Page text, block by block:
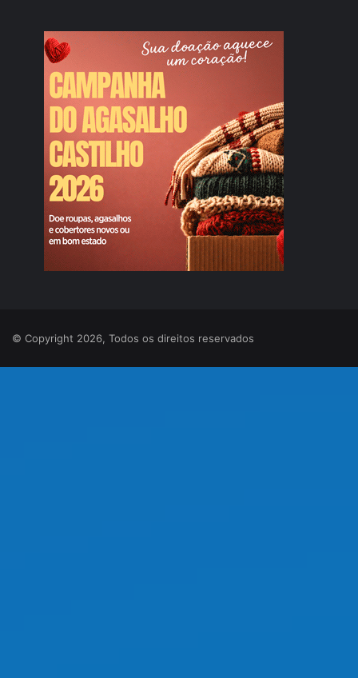
© Copyright 2026, Todos os direitos reservados